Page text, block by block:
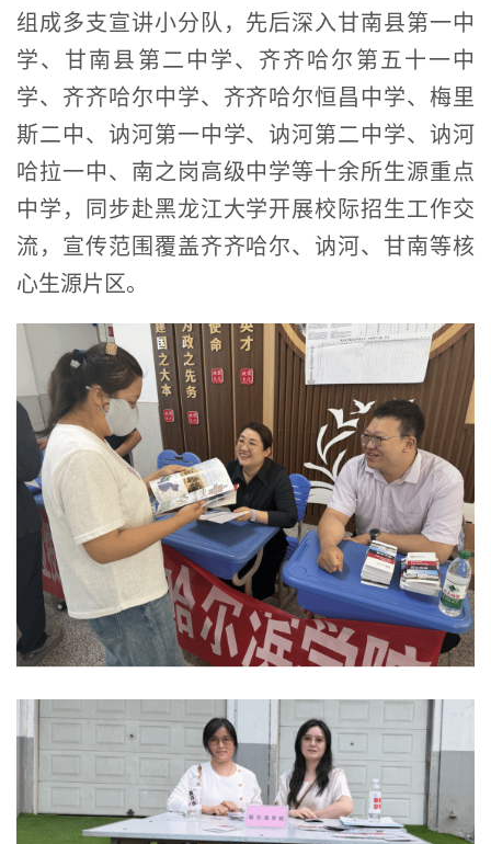
组成多支宣讲小分队，先后深入甘南县第一中
学、甘南县第二中学、齐齐哈尔第五十一中
学、齐齐哈尔中学、齐齐哈尔恒昌中学、梅里
斯二中、讷河第一中学、讷河第二中学、讷河
哈拉一中、南之岗高级中学等十余所生源重点
中学，同步赴黑龙江大学开展校际招生工作交
流，宣传范围覆盖齐齐哈尔、讷河、甘南等核
心生源片区。